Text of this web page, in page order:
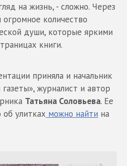
на жизнь, - сложно. Через
количество
души, которые яркими
книги.
приняла и начальник
журналист и автор
Татьяна Соловьева. Ее
улитках можно найти на